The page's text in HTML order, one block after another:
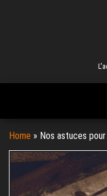
Home » Nos astuces